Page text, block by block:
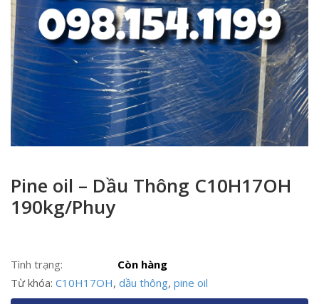
Pine oil – Dầu Thông C10H17OH
190kg/Phuy
Tình trạng:
Còn hàng
Từ khóa: C10H17OH, dầu thông, pine oil